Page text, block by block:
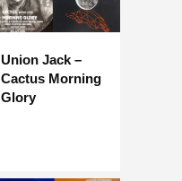
Union Jack –
Cactus Morning
Glory